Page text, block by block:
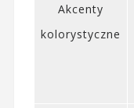
Akcenty
kolorystyczne